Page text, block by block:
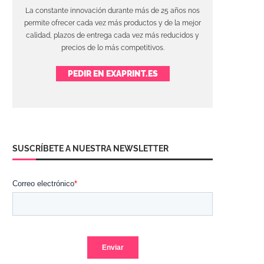
La constante innovación durante más de 25 años nos
permite ofrecer cada vez más productos y de la mejor
calidad, plazos de entrega cada vez más reducidos y
precios de lo más competitivos.
PEDIR EN EXAPRINT.ES
SUSCRÍBETE A NUESTRA NEWSLETTER